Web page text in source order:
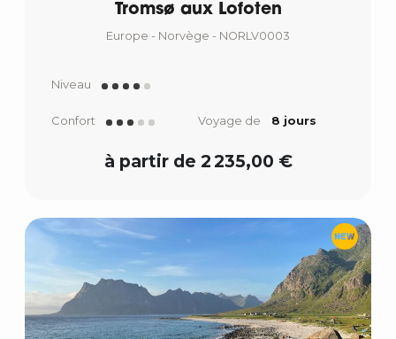
Tromsø aux Lofoten
Europe - Norvège - NORLV0003
Niveau
Confort Voyage de 8 jours
à partir de 2 235,00 €